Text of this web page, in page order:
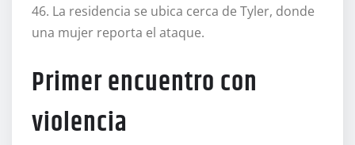
46. La residencia se ubica cerca de Tyler, donde
una mujer reporta el ataque.
Primer encuentro con
violencia